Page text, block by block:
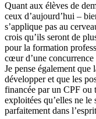
Quant aux élèves de
ceux d’aujourd’hui –
s’applique pas au
crois qu’ils seront de
pour la formation
cœur d’une concurrence
Je pense également
développer et que les
financée par un CPF ou
exploitées qu’elles ne
parfaitement dans